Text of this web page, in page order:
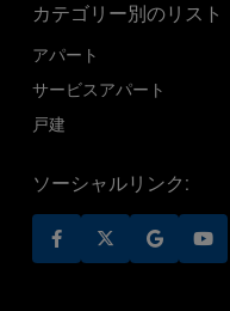
カテゴリー別のリスト
アパート
サービスアパート
戸建
ソーシャルリンク: